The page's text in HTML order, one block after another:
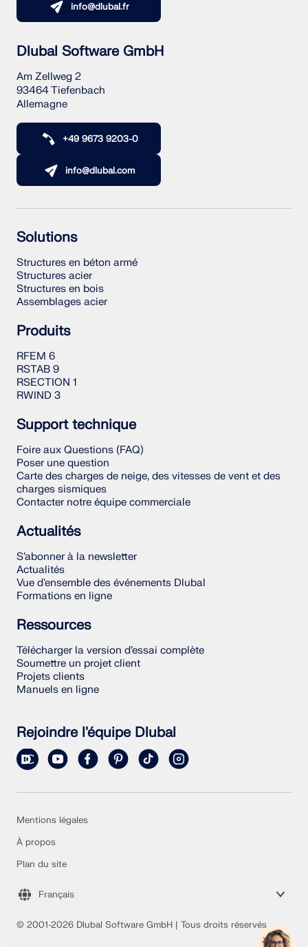
info@dlubal.fr
Dlubal Software GmbH
Am Zellweg 2
93464 Tiefenbach
Allemagne
+49 9673 9203-0
info@dlubal.com
Solutions
Structures en béton armé
Structures acier
Structures en bois
Assemblages acier
Produits
RFEM 6
RSTAB 9
RSECTION 1
RWIND 3
Support technique
Foire aux Questions (FAQ)
Poser une question
Carte des charges de neige, des vitesses de vent et des
charges sismiques
Contacter notre équipe commerciale
Actualités
S’abonner à la newsletter
Actualités
Vue d'ensemble des événements Dlubal
Formations en ligne
Ressources
Télécharger la version d’essai complète
Soumettre un projet client
Projets clients
Manuels en ligne
Rejoindre l'équipe Dlubal
© 2001-2026 Dlubal Software GmbH | Tous droits réservés
Mentions légales
À propos
Plan du site
Français